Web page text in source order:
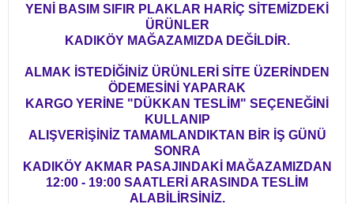
YENİ BASIM SIFIR PLAKLAR HARİÇ SİTEMİZDEKİ
ÜRÜNLER
KADIKÖY MAĞAZAMIZDA DEĞİLDİR.
ALMAK İSTEDİĞİNİZ ÜRÜNLERİ SİTE ÜZERİNDEN
ÖDEMESİNİ YAPARAK
KARGO YERİNE "DÜKKAN TESLİM" SEÇENEĞİNİ
KULLANIP
ALIŞVERİŞİNİZ TAMAMLANDIKTAN BİR İŞ GÜNÜ
SONRA
KADIKÖY AKMAR PASAJINDAKİ MAĞAZAMIZDAN
12:00 - 19:00 SAATLERİ ARASINDA TESLİM
ALABİLİRSİNİZ.